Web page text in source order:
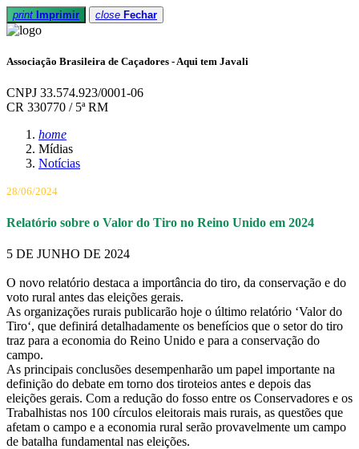
print Imprimir close Fechar
Associação Brasileira de Caçadores - Aqui tem Javali
CNPJ 33.574.923/0001-06
CR 330770 / 5ª RM
home
Mídias
Notícias
28/06/2024
Relatório sobre o Valor do Tiro no Reino Unido em 2024
5 DE JUNHO DE 2024
O novo relatório destaca a importância do tiro, da conservação e do
voto rural antes das eleições gerais.
As organizações rurais publicarão hoje o último relatório ‘Valor do
Tiro‘, que definirá detalhadamente os benefícios que o setor do tiro
traz para a economia do Reino Unido e para a conservação do
campo.
As principais conclusões desempenharão um papel importante na
definição do debate em torno dos tiroteios antes e depois das
eleições gerais. Com a redução do fosso entre os Conservadores e os
Trabalhistas nos 100 círculos eleitorais mais rurais, as questões que
afetam o campo e a economia rural serão provavelmente um campo
de batalha fundamental nas eleições.